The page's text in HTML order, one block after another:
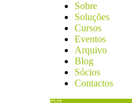
Sobre
Soluções
Cursos
Eventos
Arquivo
Blog
Sócios
Contactos